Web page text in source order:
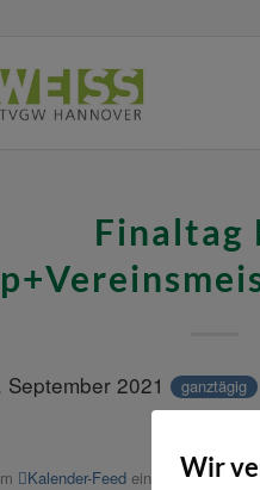
Finaltag
September 2021 ganztägig
Kalender-Feed einer anderen
Wir